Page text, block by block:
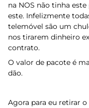
na NOS não tinha este
este. Infelizmente
telemóvel são um
nos tirarem dinheiro
contrato.
O valor de pacote é
dão.
Agora para eu retirar